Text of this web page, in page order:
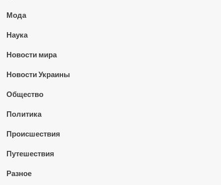
Мода
Наука
Новости мира
Новости Украины
Общество
Политика
Происшествия
Путешествия
Разное